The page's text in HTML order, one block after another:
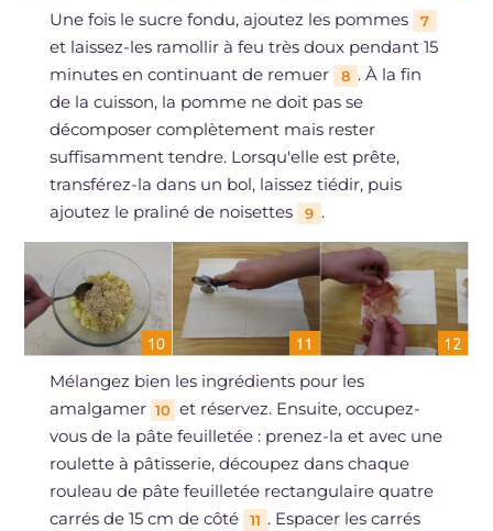
Une fois le sucre fondu, ajoutez les pommes 7
et laissez-les ramollir à feu très doux pendant 15
minutes en continuant de remuer
8 . À la fin
de la cuisson, la pomme ne doit pas se
décomposer complètement mais rester
suffisamment tendre. Lorsqu'elle est prête,
transférez-la dans un bol, laissez tiédir, puis
ajoutez le praliné de noisettes
9 .
Mélangez bien les ingrédients pour les
amalgamer 10 et réservez. Ensuite, occupez-
vous de la pâte feuilletée : prenez-la et avec une
roulette à pâtisserie, découpez dans chaque
rouleau de pâte feuilletée rectangulaire quatre
carrés de 15 cm de côté
11 . Espacer les carrés